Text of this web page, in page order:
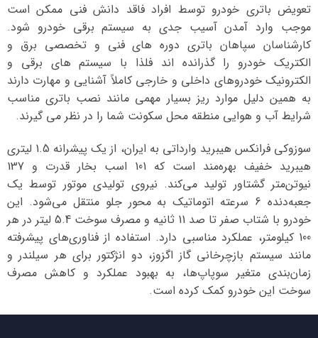
تعویض باتری خودرو توسط افراد فاقد دانش فنی ممکن است
موجب وارد آمدن آسیب جدی به سیستم برقی خودرو شود.
کارشناسان سپاهان باتری دوره های فنی و تخصصی برق و
الکتریک خودرو را گذرانده اند فلذا با سیستم های برقی و
الکترونیک خودروهای داخلی و خارجی کاملاً آشنایی و مهارت دارند
به همین دلیل موارد ریز بسیار مهمی مانند نصب باتری مناسب
شرایط آب و هوایی منطقه محل سکونت شما را در نظر می گیرند.
سوزوکی فرانکس هیبرید وارداتی به ایران، از یک پیشرانه 1.5 لیتری
هیبرید خفیف بهره‌مند است که 101 اسب بخار قدرت و 137
نیوتن‌متر گشتاور تولید می‌کند. نیروی تولیدی موتور توسط یک
جعبه‌دنده 6 سرعته اتوماتیک به محور جلو منتقل می‌شود. این
خودرو با شتاب صفر تا صد 11 ثانیه و مصرف سوخت 5.4 لیتر در هر
100 کیلومتر، عملکرد مناسبی دارد. استفاده از فناوری‌های پیشرفته
مانند سیستم بازچرخانی گاز اگزوز، دو انژکتور برای هر سیلندر و
زمان‌بندی متغیر سوپاپ‌ها، به بهبود عملکرد و کاهش مصرف
سوخت این خودرو کمک کرده است.